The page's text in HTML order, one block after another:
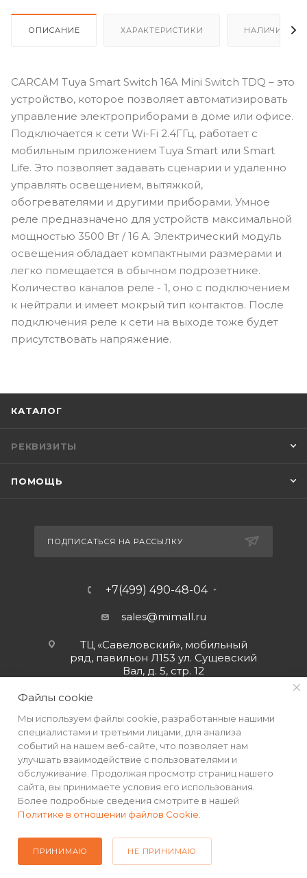
ОПИСАНИЕ ХАРАКТЕРИСТИКИ НАЛИЧИЕ
CARCAM Tuya Smart Switch 16A Mini Switch TDQ – это
устройство, которое позволяет автоматизировать
управление электроприборами в доме или офисе.
Подключается к сети Wi-Fi 2.4ГГц, работает с
мобильным приложением Tuya Smart или Smart
Life. Это позволяет задавать сценарии и удаленно
управлять освещением, вытяжкой,
обогревателями и другими приборами. Умное
реле предназначено для устройств максимальной
мощностью 3500 Вт / 16 А. Электрический модуль
освещения обладает компактными размерами и
легко помещается в обычном подрозетнике.
Количество каналов реле - 1, оно с подключением
к нейтрали и имеет мокрый тип контактов. После
подключения реле к сети на выходе тоже будет
присутствовать напряжение.
КАТАЛОГ
РЕКВИЗИТЫ
ПОМОЩЬ
ПОДПИСАТЬСЯ НА РАССЫЛКУ
+7(499) 490-48-04
sales@mimall.ru
ТЦ «Савеловский», мобильный
ряд, павильон Л153 ул. Сущевский
Вал, д. 5, стр. 12
2026 © Интернет-магазин MiMall® • Не является публичной
офертой • 2026 г.
Файлы cookie
Мы используем файлы cookie, разработанные нашими
специалистами и третьими лицами, для анализа
событий на нашем веб-сайте, что позволяет нам
улучшать взаимодействие с пользователями и
обслуживание. Продолжая просмотр страниц нашего
сайта, вы принимаете условия его использования.
Более подробные сведения смотрите в нашей
Политике в отношении файлов Cookie
ПРИНИМАЮ НЕ ПРИНИМАЮ